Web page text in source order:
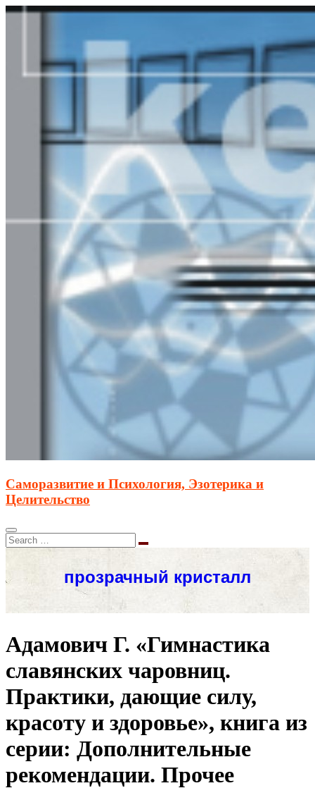
Саморазвитие и Психология, Эзотерика и
Целительство
Адамович Г. «Гимнастика
славянских чаровниц.
Практики, дающие силу,
красоту и здоровье», книга из
серии: Дополнительные
рекомендации. Прочее